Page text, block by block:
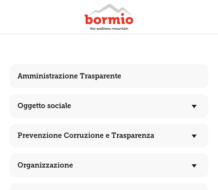
Amministrazione Trasparente
Oggetto sociale
Prevenzione Corruzione e Trasparenza
Organizzazione